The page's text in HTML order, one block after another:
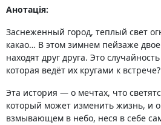
Анотація:
Заснеженный город, теплый свет
какао… В этом зимнем пейзаже
находят друг друга. Это
которая ведёт их кругами к встрече?
Эта история — о мечтах, что
который может изменить жизнь, и
взмывающем в небо, неся в себе